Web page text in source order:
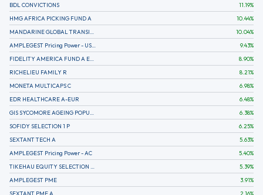
BDL CONVICTIONS
11.19%
HMG AFRICA PICKING FUND A
10.44%
10.04%
9.43%
8.90%
RICHELIEU FAMILY R
8.21%
MONETA MULTICAPS C
6.98%
EDR HEALTHCARE A-EUR
6.48%
6.38%
SOFIDY SELECTION 1 P
6.25%
SEXTANT TECH A
5.63%
AMPLEGEST Pricing Power - AC
5.40%
5.39%
AMPLEGEST PME
3.91%
SEXTANT PME A
2.16%